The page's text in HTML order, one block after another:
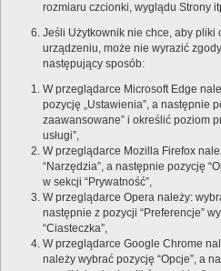
rozmiaru czcionki, wyglądu Strony
Jeśli Użytkownik nie chce, aby pliki
urządzeniu, może nie wyrazić
następujący sposób:
W przeglądarce Microsoft Edge
pozycję „Ustawienia”, a następnie
zaawansowane” i określić poziom
usługi”,
W przeglądarce Mozilla Firefox
“Narzędzia”, a następnie pozycję
w sekcji “Prywatność”,
W przeglądarce Opera należy:
następnie z pozycji “Preferencje”
“Ciasteczka”,
W przeglądarce Google Chrome
należy wybrać pozycję “Opcje”, a